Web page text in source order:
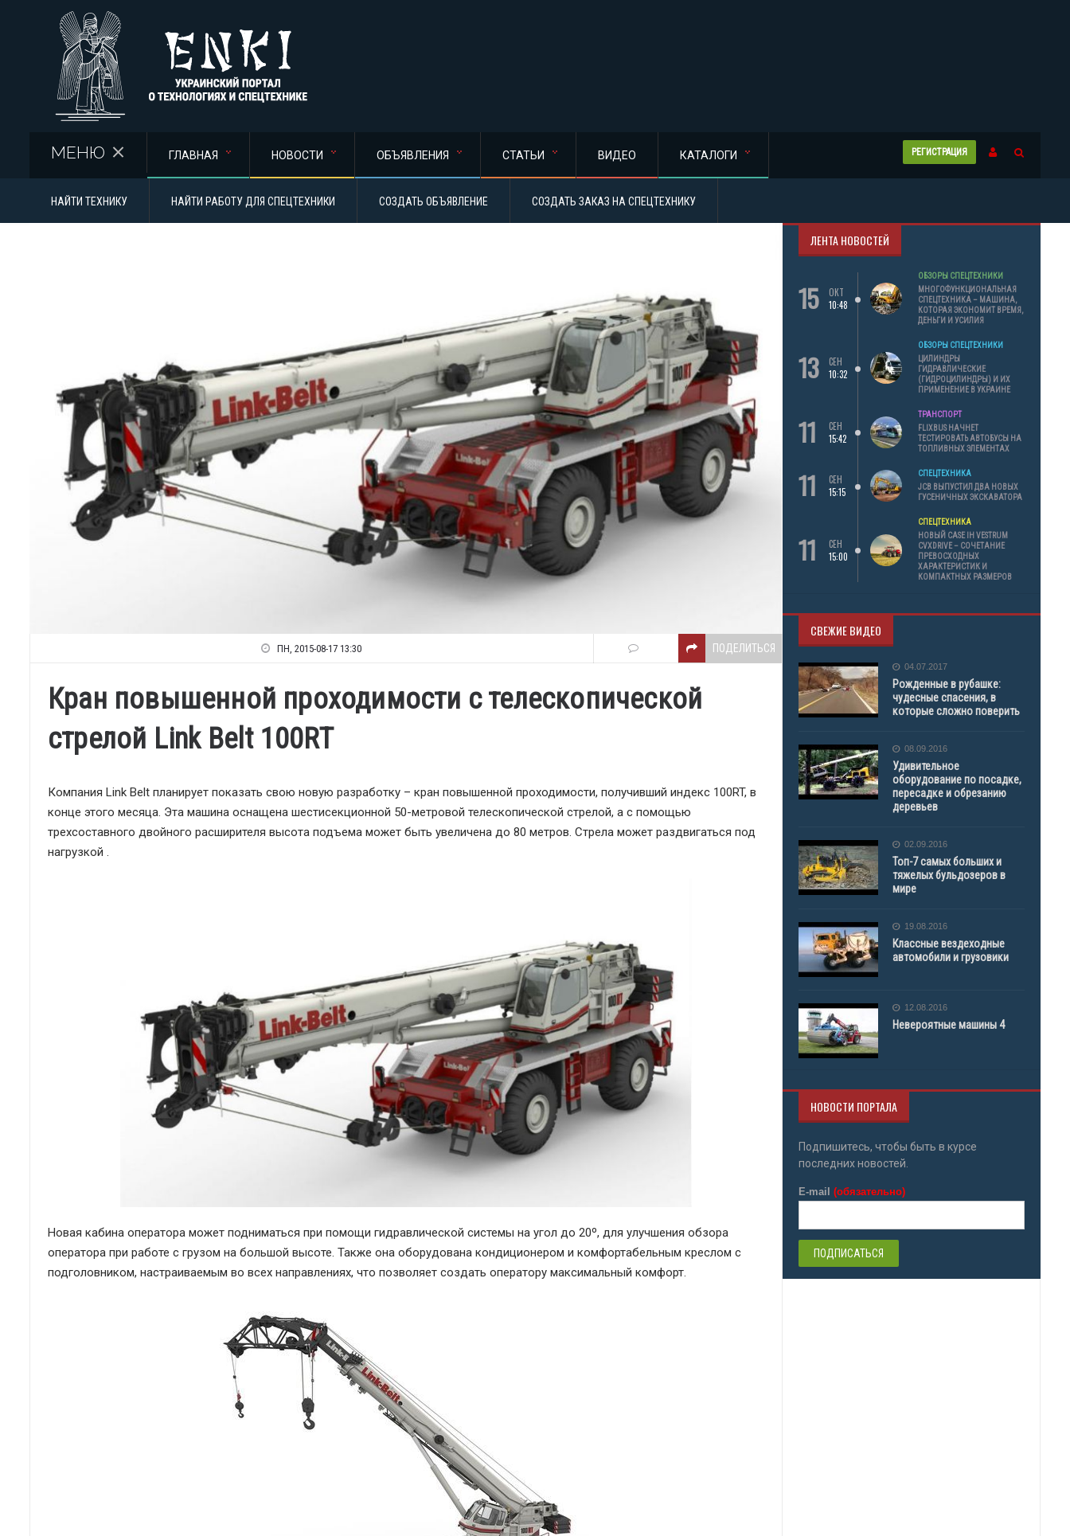
РЕГИСТРАЦИЯ
МЕНЮ ГЛАВНАЯ НОВОСТИ ОБЪЯВЛЕНИЯ СТАТЬИ ВИДЕО КАТАЛОГИ
НАЙТИ ТЕХНИКУ НАЙТИ РАБОТУ ДЛЯ СПЕЦТЕХНИКИ СОЗДАТЬ ОБЪЯВЛЕНИЕ СОЗДАТЬ ЗАКАЗ НА СПЕЦТЕХНИКУ
ПН, 2015-08-17 13:30 ПОДЕЛИТЬСЯ
Кран повышенной проходимости с телескопической
стрелой Link Belt 100RT
Компания Link Belt планирует показать свою новую разработку – кран повышенной проходимости, получивший индекс 100RT, в
конце этого месяца. Эта машина оснащена шестисекционной 50-метровой телескопической стрелой, а с помощью
трехсоставного двойного расширителя высота подъема может быть увеличена до 80 метров. Стрела может раздвигаться под
нагрузкой .
Новая кабина оператора может подниматься при помощи гидравлической системы на угол до 20º, для улучшения обзора
оператора при работе с грузом на большой высоте. Также она оборудована кондиционером и комфортабельным креслом с
подголовником, настраиваемым во всех направлениях, что позволяет создать оператору максимальный комфорт.
ЛЕНТА НОВОСТЕЙ
15
ОКТ
10:48
ОБЗОРЫ СПЕЦТЕХНИКИ
МНОГОФУНКЦИОНАЛЬНАЯ
СПЕЦТЕХНИКА – МАШИНА,
КОТОРАЯ ЭКОНОМИТ ВРЕМЯ,
ДЕНЬГИ И УСИЛИЯ
13
СЕН
10:32
ОБЗОРЫ СПЕЦТЕХНИКИ
ЦИЛИНДРЫ
ГИДРАВЛИЧЕСКИЕ
(ГИДРОЦИЛИНДРЫ) И ИХ
ПРИМЕНЕНИЕ В УКРАИНЕ
11
СЕН
15:42
ТРАНСПОРТ
FLIXBUS НАЧНЕТ
ТЕСТИРОВАТЬ АВТОБУСЫ НА
ТОПЛИВНЫХ ЭЛЕМЕНТАХ
11
СЕН
15:15
СПЕЦТЕХНИКА
JCB ВЫПУСТИЛ ДВА НОВЫХ
ГУСЕНИЧНЫХ ЭКСКАВАТОРА
11
СЕН
15:00
СПЕЦТЕХНИКА
НОВЫЙ CASE IH VESTRUM
CVXDRIVE – СОЧЕТАНИЕ
ПРЕВОСХОДНЫХ
ХАРАКТЕРИСТИК И
КОМПАКТНЫХ РАЗМЕРОВ
СВЕЖИЕ ВИДЕО
04.07.2017
Рожденные в рубашке:
чудесные спасения, в
которые сложно поверить
08.09.2016
Удивительное
оборудование по посадке,
пересадке и обрезанию
деревьев
02.09.2016
Топ-7 самых больших и
тяжелых бульдозеров в
мире
19.08.2016
Классные вездеходные
автомобили и грузовики
12.08.2016
Невероятные машины 4
НОВОСТИ ПОРТАЛА
Подпишитесь, чтобы быть в курсе
последних новостей.
E-mail (обязательно)